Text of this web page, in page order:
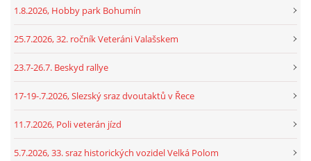
1.8.2026, Hobby park Bohumín
25.7.2026, 32. ročník Veteráni Valašskem
23.7-26.7. Beskyd rallye
17-19-.7.2026, Slezský sraz dvoutaktů v Řece
11.7.2026, Poli veterán jízd
5.7.2026, 33. sraz historických vozidel Velká Polom